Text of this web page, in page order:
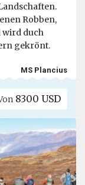
Robben,
wird duch
gekrönt.
MS Plancius
8300 USD